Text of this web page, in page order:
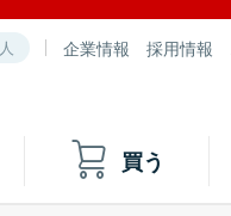
企業情報 採用情報
買う